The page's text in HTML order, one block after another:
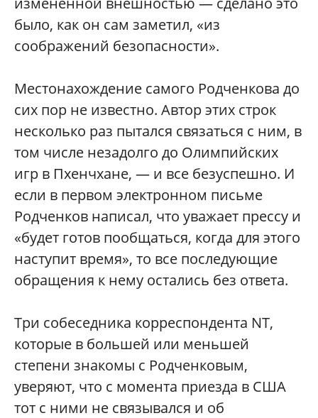
было, как он сам заметил, «из
соображений безопасности».
Местонахождение самого Родченкова до
сих пор не известно. Автор этих строк
несколько раз пытался связаться с ним, в
том числе незадолго до Олимпийских
игр в Пхенчхане, — и все безуспешно. И
если в первом электронном письме
Родченков написал, что уважает прессу и
«будет готов пообщаться, когда для этого
наступит время», то все последующие
обращения к нему остались без ответа.
Три собеседника корреспондента NT,
которые в большей или меньшей
степени знакомы с Родченковым,
уверяют, что с момента приезда в CША
тот с ними не связывался и об